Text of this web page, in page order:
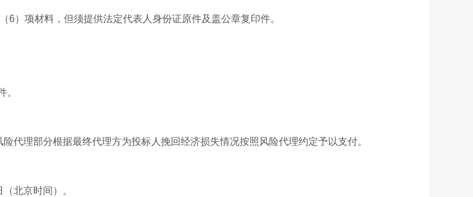
项材料，但须提供法定代表人身份证原件及盖公章复印件。
。
理部分根据最终代理方为投标人挽回经济损失情况按照风险代理约定予以支付。
北京时间）。